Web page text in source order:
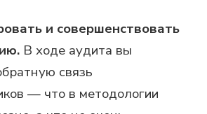
и совершенствовать
В ходе аудита вы
связь
— что в методологии